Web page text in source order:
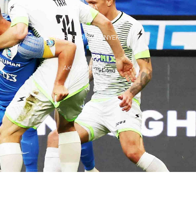
GALÉRIA
SZURKOLÓI ÉLMÉNYEK
AKKREDITÁCIÓ